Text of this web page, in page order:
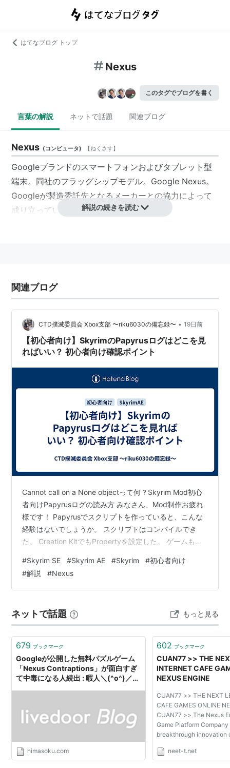
はてなブログ トップ
Nexus
このタグでブログを書く
言葉の解説 ネットで話題 関連ブログ
Nexus (コンピュータ) 【ねくさす】
Googleブランドのスマートフォンおよびタブレット型
端末。同社のフラッグシップモデル。Google Nexus。
Googleが製造委託先となるメーカーとの協力によって
成り立っている。
APQ8064 / 2G / 16G / BT4 )
出版社/メーカー:Asustek
メディア:Personal Computers
この商品を含むブログ (46件) を見る
】
sonatype.comが提供しているMavenのリポジトリサー
バソフトの一つ。
オープンソース版と商用版がある。
自前のmavenリポジトリを企業内などに立てるために使
うことができる。
Artifactoryがある。
解説の続きを読む
関連ブログ
CTD撲滅委員会 Xbox支部 〜riku6030の備忘録〜 • 19日前
【初心者向け】SkyrimのPapyrusログはどこを見
ればいい？ 初心者向け確認ポイント
Cannot call on a None objectって何？Skyrim Mod初心
者向けPapyrusログの読み方 みなさん、Mod制作お疲れ
様です！ Papyrusでスクリプトを作っていると、こんな
経験はないでしょうか。 スクリプトはコンパイルでき
た。 Creation KitでもPropertyを設定した。 ゲームも普
い。 画面には特にエラーも表示されないため、どこを直
せばよいのか分かりません。そんなとき、原因を調べる
手掛かりになるのがPapyrusログです。 ただし、初めて
で…
#Skyrim SE #Skyrim AE #Skyrim #初心者向け
#解説 #Nexus
ネットで話題 もっと見る
679 ブックマーク
Googleが公開した無料パズルゲーム
「Nexus Contraptions」が面白すぎ
て中毒になる人続出 : 暇人＼(^o^)／速
himasoku.com
602 ブックマーク
CUAN77 >> THE
INTERNET CAFE
NEXUS ENGINE
CUAN77 >> THE NEXT
CAFE GAMES ONLINE
CUAN77 >> The Nexus
Game Platform
breakthrough innovation
terms of economics only
neet-t.net